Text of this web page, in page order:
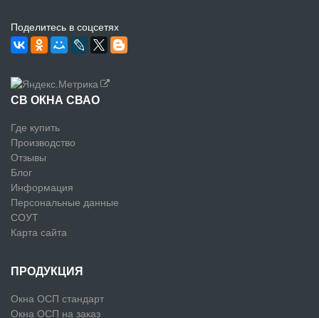
Поделитесь в соцсетях
СВ ОКНА СВАО
Где купить
Производство
Отзывы
Блог
Информация
Персональные данные
СОУТ
Карта сайта
ПРОДУКЦИЯ
Окна ОСП стандарт
Окна ОСП на заказ